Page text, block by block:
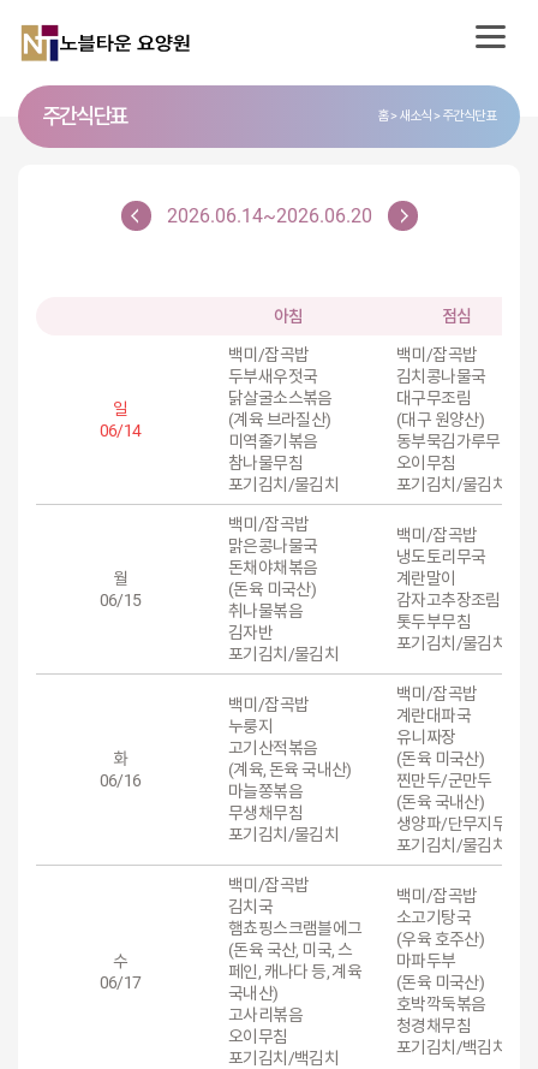
주간식단표 홈 새소식 주간식단표
2026.06.14~2026.06.20
아침 점심
일
06/14
백미/잡곡밥
두부새우젓국
닭살굴소스볶음
(계육 브라질산)
미역줄기볶음
참나물무침
포기김치/물김치
백미/잡곡밥
김치콩나물국
대구무조림
(대구 원양산)
동부묵김가루무침
오이무침
포기김치/물김치
월
06/15
백미/잡곡밥
맑은콩나물국
돈채야채볶음
(돈육 미국산)
취나물볶음
김자반
포기김치/물김치
백미/잡곡밥
냉도토리무국
계란말이
감자고추장조림
톳두부무침
포기김치/물김치
화
06/16
백미/잡곡밥
누룽지
고기산적볶음
(계육, 돈육 국내산)
마늘쫑볶음
무생채무침
포기김치/물김치
백미/잡곡밥
계란대파국
유니짜장
(돈육 미국산)
찐만두/군만두
(돈육 국내산)
생양파/단무지무침
포기김치/물김치
수
06/17
백미/잡곡밥
김치국
햄쵸핑스크램블에그
(돈육 국산, 미국, 스
페인, 캐나다 등, 계육
국내산)
고사리볶음
오이무침
포기김치/백김치
백미/잡곡밥
소고기탕국
(우육 호주산)
마파두부
(돈육 미국산)
호박깍둑볶음
청경채무침
포기김치/백김치